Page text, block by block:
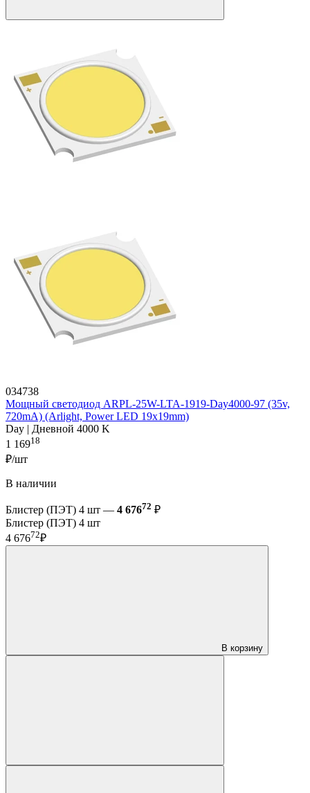
034738
Мощный светодиод ARPL-25W-LTA-1919-Day4000-97 (35v,
720mA) (Arlight, Power LED 19х19mm)
Day | Дневной 4000 K
1 16918
₽/шт
В наличии
Блистер (ПЭТ) 4 шт — 4 67672 ₽
Блистер (ПЭТ) 4 шт
4 67672₽
В корзину